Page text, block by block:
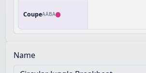
CoupeAABA
Name